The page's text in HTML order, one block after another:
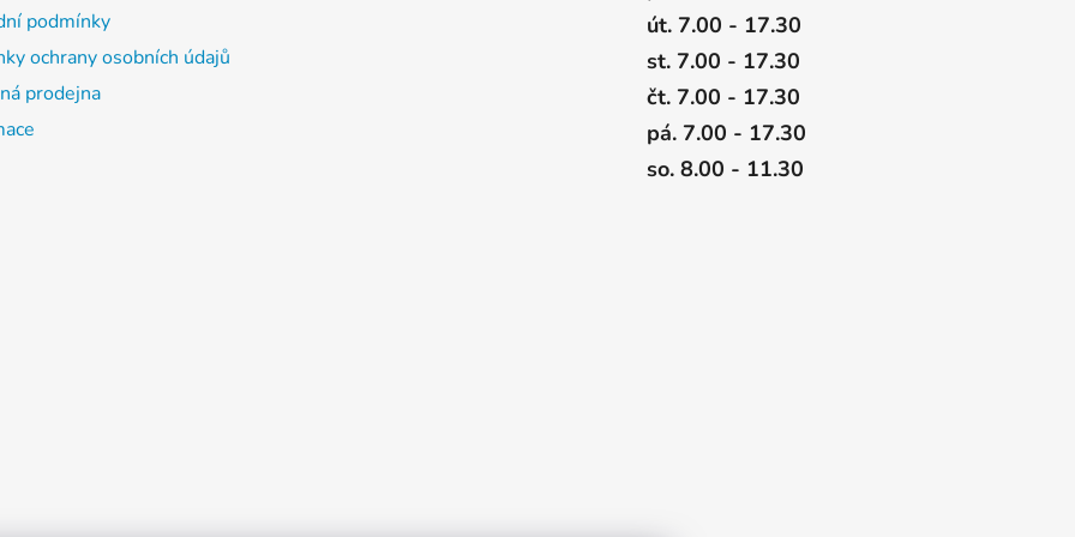
podmínky
ochrany osobních údajů
prodejna
út. 7.00 - 17.30
st. 7.00 - 17.30
čt. 7.00 - 17.30
pá. 7.00 - 17.30
so. 8.00 - 11.30